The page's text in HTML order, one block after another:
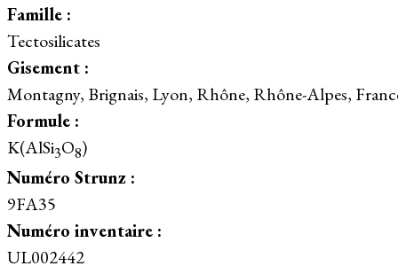
Famille :
Tectosilicates
Gisement :
Montagny, Brignais, Lyon, Rhône, Rhône-Alpes,
Formule :
K(AlSi3O8)
Numéro Strunz :
9FA35
Numéro inventaire :
UL002442